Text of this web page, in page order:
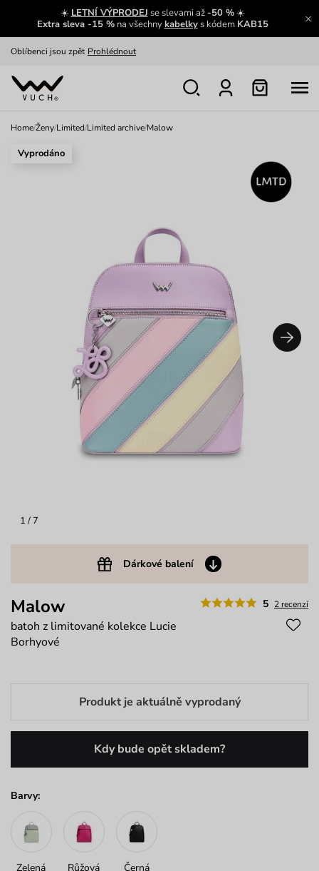
☀️ LETNÍ VÝPRODEJ se slevami až -50 %☀️
Extra sleva -15 %na všechnykabelkys kódem KAB15
Výměna a vrácení zdarma Zobrazit
Oblíbenci jsou zpět Prohlédnout
Nech se inspirovat
Home/Ženy/Limited/Limited archive/Malow
1 / 7
Dárkové balení
Vyprodáno
5 2 recenzí
Malow
batoh z limitované kolekce Lucie
Borhyové
Produkt je aktuálně vyprodaný
Kdy bude opět skladem?
Barvy:
Zelená Růžová Černá